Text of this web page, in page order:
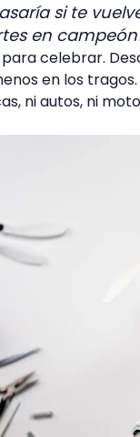
si te
en
para celebrar.
en los
ni autos, ni